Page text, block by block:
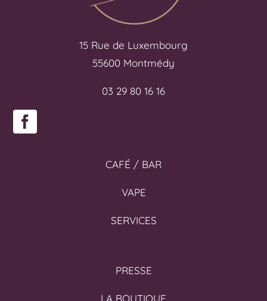
15 Rue de Luxembourg
55600 Montmédy
03 29 80 16 16
CAFÉ / BAR
VAPE
SERVICES
PRESSE